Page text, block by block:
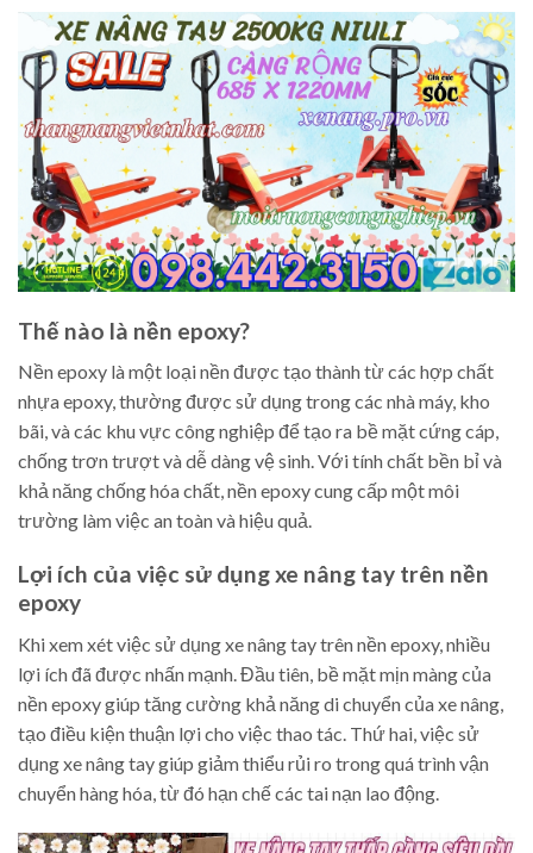
Thế nào là nền epoxy?
Nền epoxy là một loại nền được tạo thành từ các hợp chất
nhựa epoxy, thường được sử dụng trong các nhà máy, kho
bãi, và các khu vực công nghiệp để tạo ra bề mặt cứng cáp,
chống trơn trượt và dễ dàng vệ sinh. Với tính chất bền bỉ và
khả năng chống hóa chất, nền epoxy cung cấp một môi
trường làm việc an toàn và hiệu quả.
Lợi ích của việc sử dụng xe nâng tay trên nền
epoxy
Khi xem xét việc sử dụng xe nâng tay trên nền epoxy, nhiều
lợi ích đã được nhấn mạnh. Đầu tiên, bề mặt mịn màng của
nền epoxy giúp tăng cường khả năng di chuyển của xe nâng,
tạo điều kiện thuận lợi cho việc thao tác. Thứ hai, việc sử
dụng xe nâng tay giúp giảm thiểu rủi ro trong quá trình vận
chuyển hàng hóa, từ đó hạn chế các tai nạn lao động.